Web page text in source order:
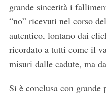
grande sincerità i
“no” ricevuti nel corso
autentico, lontano dai
ricordato a tutti come il
misuri dalle cadute, ma
Si è conclusa con grande